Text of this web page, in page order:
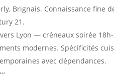
Brignais. Connaissance fine
21.
Lyon — créneaux soirée
modernes. Spécificités
avec dépendances.